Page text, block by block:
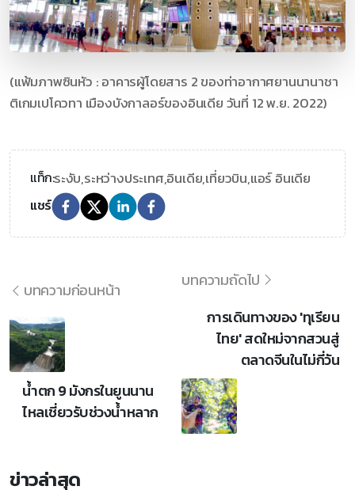
(แฟ้มภาพซินหัว : อาคารผู้โดยสาร 2 ของท่าอากาศยานนานาชา
ติเกมเปโควทา เมืองบังกาลอร์ของอินเดีย วันที่ 12 พ.ย. 2022)
แท็ก:ระงับ,ระหว่างประเทศ,อินเดีย,เที่ยวบิน,แอร์ อินเดีย
แชร์
บทความก่อนหน้า
น้ำตก 9 มังกรในยูนนาน
ไหลเชี่ยวรับช่วงน้ำหลาก
บทความถัดไป
การเดินทางของ 'ทุเรียน
ไทย' สดใหม่จากสวนสู่
ตลาดจีนในไม่กี่วัน
ข่าวล่าสุด